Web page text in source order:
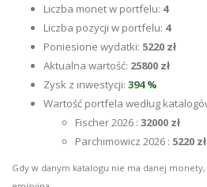
Liczba monet w portfelu: 4
Liczba pozycji w portfelu: 4
Poniesione wydatki: 5220 zł
Aktualna wartość: 25800 zł
Zysk z inwestycji: 394 %
Wartość portfela według
Fischer 2026 : 32000 zł
Parchimowicz 2026 : 5220 zł
Gdy w danym katalogu nie ma danej